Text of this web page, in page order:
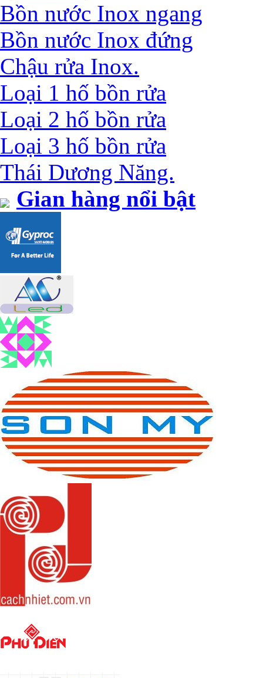
Bồn nước Inox ngang
Bồn nước Inox đứng
Chậu rửa Inox.
Loại 1 hố bồn rửa
Loại 2 hố bồn rửa
Loại 3 hố bồn rửa
Thái Dương Năng.
Gian hàng nổi bật